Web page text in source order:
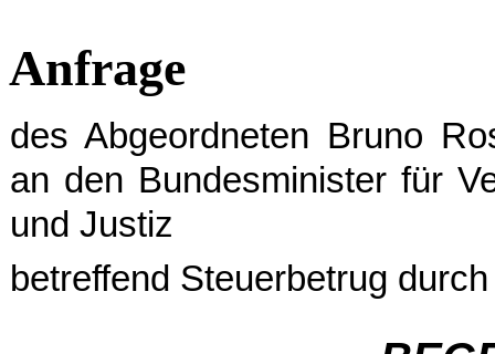
Anfrage
des Abgeordneten Bruno
an den Bundesminister für
und Justiz
betreffend Steuerbetrug